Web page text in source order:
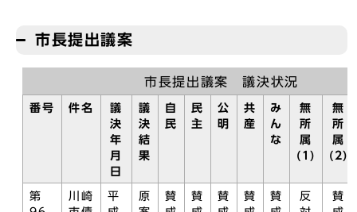
市長提出議案
市長提出議案 議決状況
番号 件名
議
決
年
月
日
議
決
結
果
自
民
民
主
公
明
共
産
み
ん
な
無
所
属
(1)
無
所
属
(2)
第
川崎
平
原
賛
賛
賛
賛
賛
反
賛